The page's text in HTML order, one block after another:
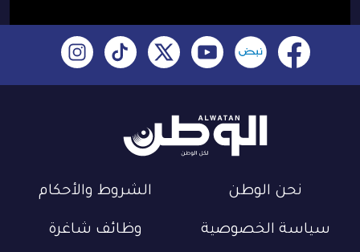
نحن الوطن الشروط والأحكام
سياسة الخصوصية وظائف شاغرة